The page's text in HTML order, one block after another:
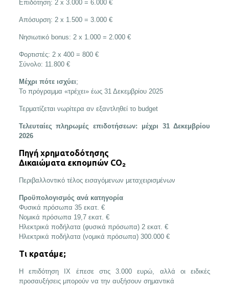
Επιδότηση: 2 x 3.000 = 6.000 €
Απόσυρση: 2 x 1.500 = 3.000 €
Νησιωτικό bonus: 2 x 1.000 = 2.000 €
Φορτιστές: 2 x 400 = 800 €
Σύνολο: 11.800 €
Μέχρι πότε ισχύει;
Το πρόγραμμα «τρέχει» έως 31 Δεκεμβρίου 2025
Τερματίζεται νωρίτερα αν εξαντληθεί το budget
Τελευταίες πληρωμές επιδοτήσεων: μέχρι 31 Δεκεμβρίου
2026
Πηγή χρηματοδότησης
Δικαιώματα εκπομπών CO₂
Περιβαλλοντικό τέλος εισαγόμενων μεταχειρισμένων
Προϋπολογισμός ανά κατηγορία
Φυσικά πρόσωπα 35 εκατ. €
Νομικά πρόσωπα 19,7 εκατ. €
Ηλεκτρικά ποδήλατα (φυσικά πρόσωπα) 2 εκατ. €
Ηλεκτρικά ποδήλατα (νομικά πρόσωπα) 300.000 €
Τι κρατάμε;
Η επιδότηση ΙΧ έπεσε στις 3.000 ευρώ, αλλά οι ειδικές
προσαυξήσεις μπορούν να την αυξήσουν σημαντικά